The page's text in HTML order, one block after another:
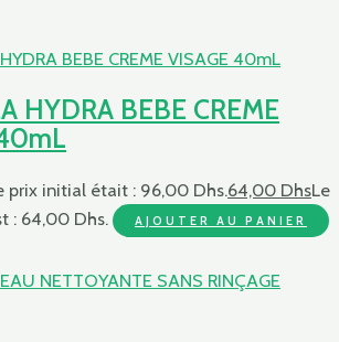
HYDRA BEBE CREME
prix initial était : 96,00 Dhs.64,00 DhsLe
: 64,00 Dhs.
AJOUTER AU PANIER